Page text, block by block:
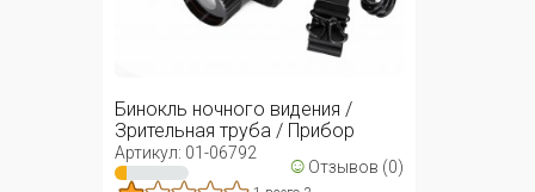
Бинокль ночного видения /
Зрительная труба / Прибор
ночного ...
Артикул: 01-06792 ☺ Отзывов (0)